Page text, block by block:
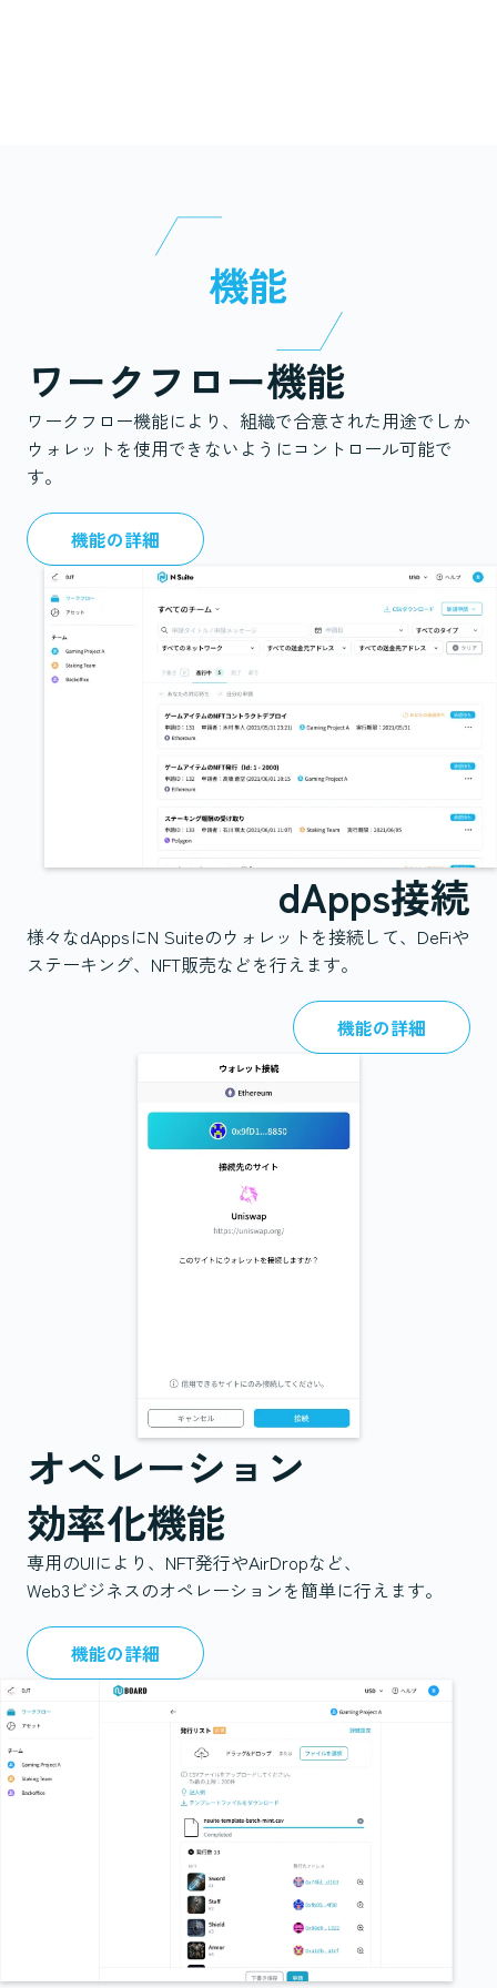
機能
ワークフロー機能
ワークフロー機能により、組織で合意された用途でしか
ウォレットを使用できないようにコントロール可能で
す。
機能の詳細
dApps接続
様々なdAppsにN Suiteのウォレットを接続して、DeFiや
ステーキング、NFT販売などを行えます。
機能の詳細
オペレーション
効率化機能
専用のUIにより、NFT発行やAirDropなど、
Web3ビジネスのオペレーションを簡単に行えます。
機能の詳細